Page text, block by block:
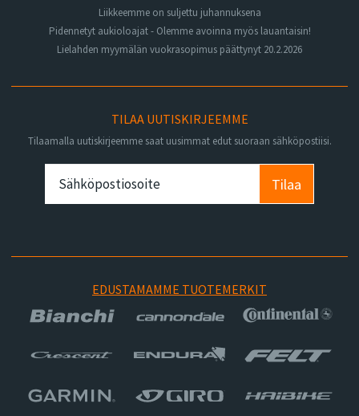
Liikkeemme on suljettu juhannuksena
Pidennetyt aukioloajat - Olemme avoinna myös lauantaisin!
Lielahden myymälän vuokrasopimus päättynyt 20.2.2026
TILAA UUTISKIRJEEMME
Tilaamalla uutiskirjeemme saat uusimmat edut suoraan sähköpostiisi.
Tilaa
EDUSTAMAMME TUOTEMERKIT